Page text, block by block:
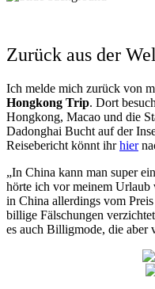
Zurück aus der
Ich melde mich zurück von
Hongkong Trip. Dort
Hongkong, Macao und die
Dadonghai Bucht auf der
Reisebericht könnt ihrhier
„In China kann man super
hörte ich vor meinem
in China allerdings vom
billige Fälschungen
es auch Billigmode, die aber